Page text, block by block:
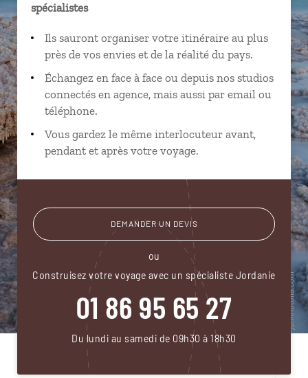
spécialistes
Ils sauront organiser votre itinéraire au plus
près de vos envies et de la réalité du pays.
Échangez en face à face ou depuis nos studios
connectés en agence, mais aussi par email ou
téléphone.
Vous gardez le même interlocuteur avant,
pendant et après votre voyage.
DEMANDER UN DEVIS
ou
Construisez votre voyage avec un spécialiste Jordanie
01 86 95 65 27
Du lundi au samedi de 09h30 à 18h30